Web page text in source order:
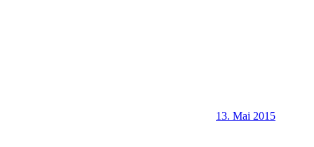
13. Mai 2015